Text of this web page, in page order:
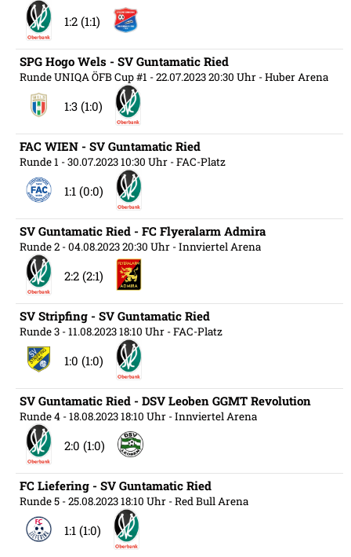
1:2 (1:1)
SPG Hogo Wels - SV Guntamatic Ried
Runde UNIQA ÖFB Cup #1 - 22.07.2023 20:30 Uhr - Huber Arena
1:3 (1:0)
FAC WIEN - SV Guntamatic Ried
Runde 1 - 30.07.2023 10:30 Uhr - FAC-Platz
1:1 (0:0)
SV Guntamatic Ried - FC Flyeralarm Admira
Runde 2 - 04.08.2023 20:30 Uhr - Innviertel Arena
2:2 (2:1)
SV Stripfing - SV Guntamatic Ried
Runde 3 - 11.08.2023 18:10 Uhr - FAC-Platz
1:0 (1:0)
SV Guntamatic Ried - DSV Leoben GGMT Revolution
Runde 4 - 18.08.2023 18:10 Uhr - Innviertel Arena
2:0 (1:0)
FC Liefering - SV Guntamatic Ried
Runde 5 - 25.08.2023 18:10 Uhr - Red Bull Arena
1:1 (1:0)